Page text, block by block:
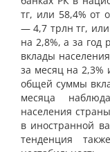
тг, или 58,4% от
— 4,7 трлн тг,
на 2,8%, а за год
вклады
за месяц на 2,3%
общей суммы
месяца
населения
в иностранной
тенденция